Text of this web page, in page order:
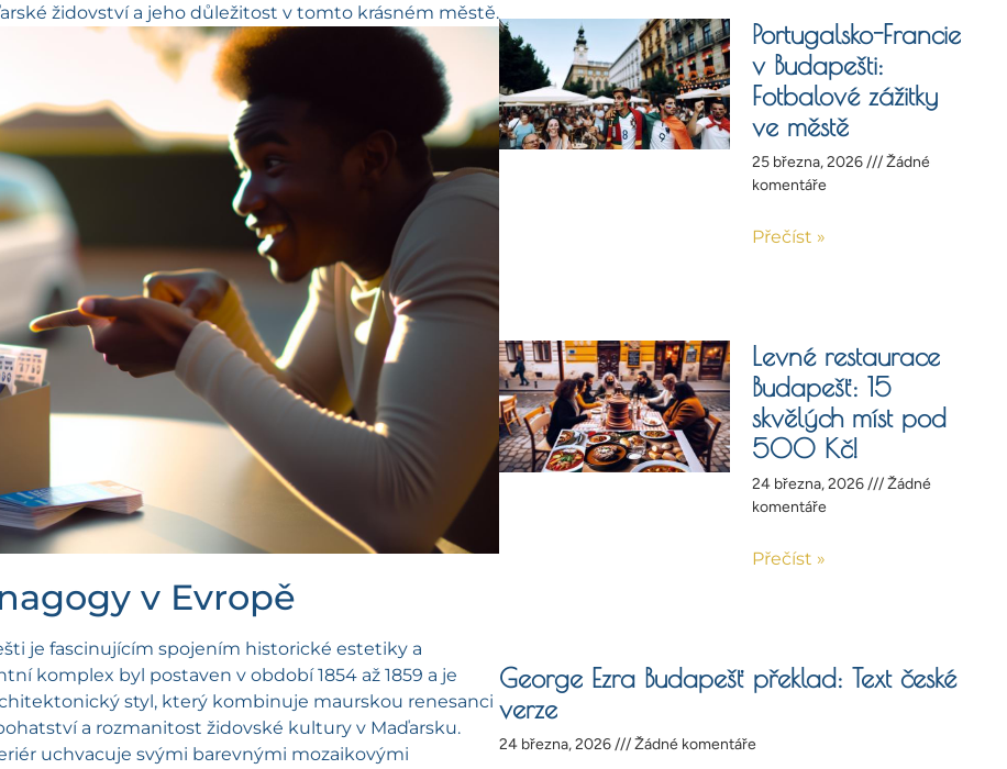
židovství a jeho důležitost v tomto krásném městě.
v Evropě
je fascinujícím spojením historické estetiky a
komplex byl postaven v období 1854 až 1859 a je
styl, který kombinuje maurskou renesanci
a rozmanitost židovské kultury v Maďarsku.
uchvacuje svými barevnými mozaikovými
Portugalsko-Francie
v Budapešti:
Fotbalové zážitky
ve městě
25 března, 2026
Žádné
komentáře
Přečíst »
Levné restaurace
Budapešť: 15
skvělých míst pod
500 Kč!
24 března, 2026
Žádné
komentáře
Přečíst »
George Ezra Budapešť překlad: Text české
verze
24 března, 2026 Žádné komentáře